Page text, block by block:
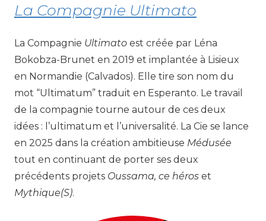
La Compagnie Ultimato
La Compagnie Ultimato est créée par Léna
Bokobza-Brunet en 2019 et implantée à Lisieux
en Normandie (Calvados). Elle tire son nom du
mot “Ultimatum” traduit en Esperanto. Le travail
de la compagnie tourne autour de ces deux
idées : l’ultimatum et l’universalité. La Cie se lance
en 2025 dans la création ambitieuse Médusée
tout en continuant de porter ses deux
précédents projets Oussama, ce héros et
Mythique(S).